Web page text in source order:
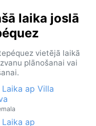
laika joslā
vietējā laikā
plānošanai vai
ap Villa
ap